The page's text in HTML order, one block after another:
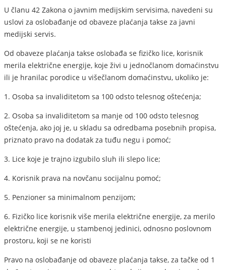
U članu 42 Zakona o javnim medijskim servisima, navedeni su
uslovi za oslobađanje od obaveze plaćanja takse za javni
medijski servis.
Od obaveze plaćanja takse oslobađa se fizičko lice, korisnik
merila električne energije, koje živi u jednočlanom domaćinstvu
ili je hranilac porodice u višečlanom domaćinstvu, ukoliko je:
1. Osoba sa invaliditetom sa 100 odsto telesnog oštećenja;
2. Osoba sa invaliditetom sa manje od 100 odsto telesnog
oštećenja, ako joj je, u skladu sa odredbama posebnih propisa,
priznato pravo na dodatak za tuđu negu i pomoć;
3. Lice koje je trajno izgubilo sluh ili slepo lice;
4. Korisnik prava na novčanu socijalnu pomoć;
5. Penzioner sa minimalnom penzijom;
6. Fizičko lice korisnik više merila električne energije, za merilo
električne energije, u stambenoj jedinici, odnosno poslovnom
prostoru, koji se ne koristi
Pravo na oslobađanje od obaveze plaćanja takse, za tačke od 1